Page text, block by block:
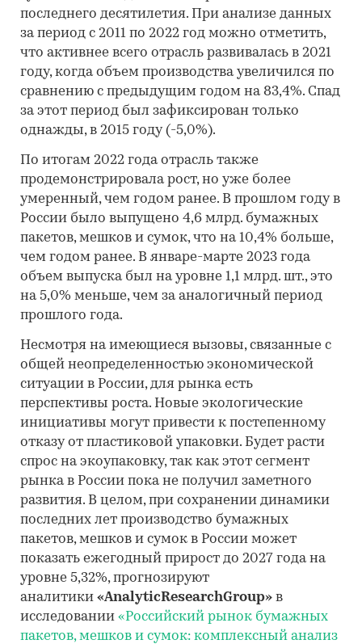
последнего десятилетия. При анализе данных
за период с 2011 по 2022 год можно отметить,
что активнее всего отрасль развивалась в 2021
году, когда объем производства увеличился по
сравнению с предыдущим годом на 83,4%. Спад
за этот период был зафиксирован только
однажды, в 2015 году (-5,0%).
По итогам 2022 года отрасль также
продемонстрировала рост, но уже более
умеренный, чем годом ранее. В прошлом году в
России было выпущено 4,6 млрд. бумажных
пакетов, мешков и сумок, что на 10,4% больше,
чем годом ранее. В январе-марте 2023 года
объем выпуска был на уровне 1,1 млрд. шт., это
на 5,0% меньше, чем за аналогичный период
прошлого года.
Несмотря на имеющиеся вызовы, связанные с
общей неопределенностью экономической
ситуации в России, для рынка есть
перспективы роста. Новые экологические
инициативы могут привести к постепенному
отказу от пластиковой упаковки. Будет расти
спрос на экоупаковку, так как этот сегмент
рынка в России пока не получил заметного
развития. В целом, при сохранении динамики
последних лет производство бумажных
пакетов, мешков и сумок в России может
показать ежегодный прирост до 2027 года на
уровне 5,32%, прогнозируют
аналитики «AnalyticResearchGroup» в
исследовании «Российский рынок бумажных
пакетов, мешков и сумок: комплексный анализ